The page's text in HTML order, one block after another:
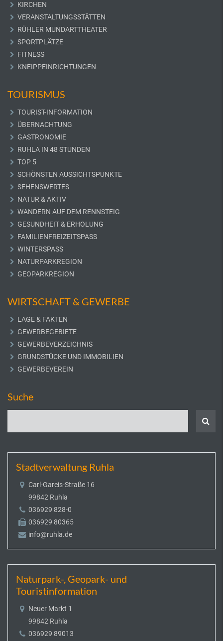
KIRCHEN
VERANSTALTUNGSSTÄTTEN
RÜHLER MUNDARTTHEATER
SPORTPLÄTZE
FITNESS
KNEIPPEINRICHTUNGEN
TOURISMUS
TOURIST-INFORMATION
ÜBERNACHTUNG
GASTRONOMIE
RUHLA IN 48 STUNDEN
TOP 5
SCHÖNSTEN AUSSICHTSPUNKTE
SEHENSWERTES
NATUR & AKTIV
WANDERN AUF DEM RENNSTEIG
GESUNDHEIT & ERHOLUNG
FAMILIENFREIZEITSPASS
WINTERSPASS
NATURPARKREGION
GEOPARKREGION
WIRTSCHAFT & GEWERBE
LAGE & FAKTEN
GEWERBEGEBIETE
GEWERBEVERZEICHNIS
GRUNDSTÜCKE UND IMMOBILIEN
GEWERBEVEREIN
Suche
Stadtverwaltung Ruhla
Carl-Gareis-Straße 16
99842 Ruhla
036929 828-0
036929 80365
info@ruhla.de
Naturpark-, Geopark- und
Touristinformation
Neuer Markt 1
99842 Ruhla
036929 89013